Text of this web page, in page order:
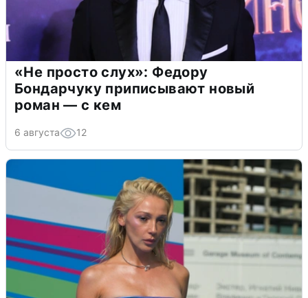
«Не просто слух»: Федору
Бондарчуку приписывают новый
роман — с кем
6 августа 12